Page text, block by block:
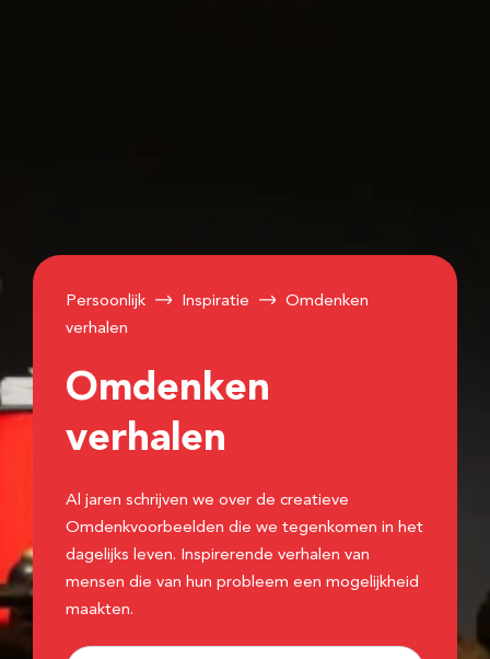
Persoonlijk Inspiratie
Omdenken
verhalen
Omdenken
verhalen
Al jaren schrijven we over de creatieve
Omdenkvoorbeelden die we tegenkomen in het
dagelijks leven. Inspirerende verhalen van
mensen die van hun probleem een mogelijkheid
maakten.